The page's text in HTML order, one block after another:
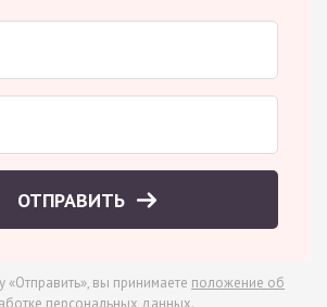
ОТПРАВИТЬ
«Отправить», вы принимаете положение об
персональных данных.